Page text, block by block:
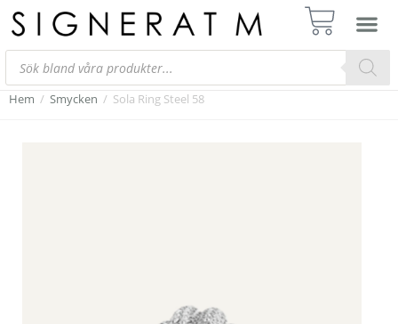
Hem / Smycken / Sola Ring Steel 58